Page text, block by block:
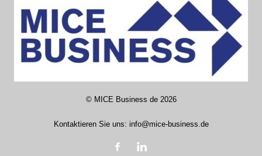
© MICE Business de2026
Kontaktieren Sie uns: info@mice-business.de